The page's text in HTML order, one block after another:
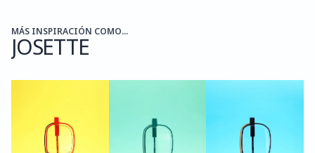
MÁS INSPIRACIÓN COMO...
JOSETTE